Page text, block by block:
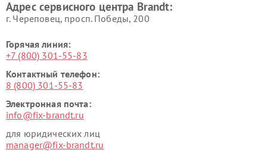
Адрес сервисного центра Brandt:
г. Череповец, просп. Победы, 200
Горячая линия:
+7 (800) 301-55-83
Контактный телефон:
8 (800) 301-55-83
Электронная почта:
info@fix-brandt.ru
для юридических лиц
manager@fix-brandt.ru